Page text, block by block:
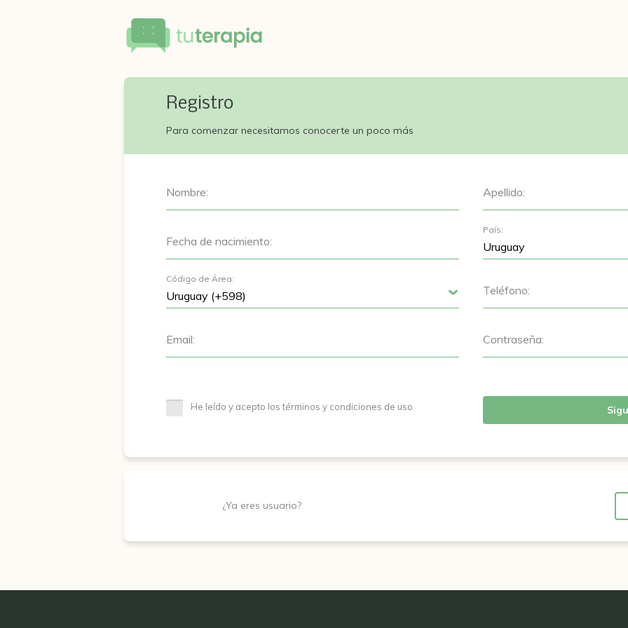
Registro
Para comenzar necesitamos conocerte un poco más
Nombre: Apellido:
Fecha de nacimiento:
País:
Código de Área:
Teléfono:
Email: Contraseña:
He leído y acepto los términos y condiciones de uso
¿Ya eres usuario?